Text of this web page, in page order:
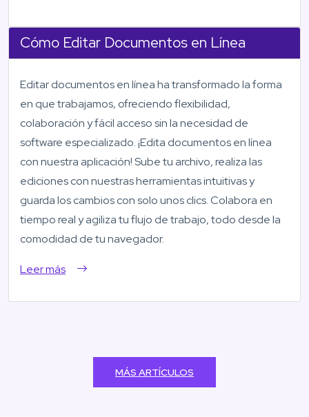
Cómo Editar Documentos en Línea
Editar documentos en línea ha transformado la forma
en que trabajamos, ofreciendo flexibilidad,
colaboración y fácil acceso sin la necesidad de
software especializado. ¡Edita documentos en línea
con nuestra aplicación! Sube tu archivo, realiza las
ediciones con nuestras herramientas intuitivas y
guarda los cambios con solo unos clics. Colabora en
tiempo real y agiliza tu flujo de trabajo, todo desde la
comodidad de tu navegador.
Leer más
MÁS ARTÍCULOS